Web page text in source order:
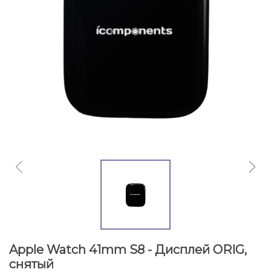
Apple Watch 41mm S8 - Дисплей ORIG,
снятый